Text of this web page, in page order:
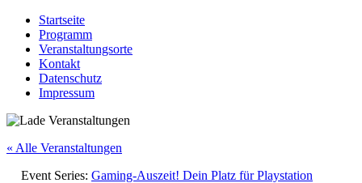
Startseite
Programm
Veranstaltungsorte
Kontakt
Datenschutz
Impressum
« Alle Veranstaltungen
Event Series: Gaming-Auszeit! Dein Platz für Playstation